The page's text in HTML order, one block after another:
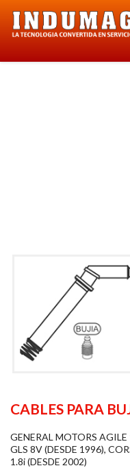
CABLES PARA
GENERAL MOTORS
GLS 8V (DESDE 1996),
1.8i (DESDE 2002)